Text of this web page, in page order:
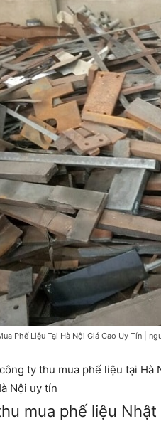
Phế Liệu Tại Hà Nội Giá Cao Uy Tín |
ty thu mua phế liệu tại
Nội uy tín
mua phế liệu Nhật